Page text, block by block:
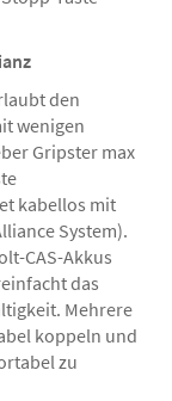
den
wenigen
Gripster max
kabellos mit
System).
CAS-Akkus
das
Mehrere
koppeln und
zu